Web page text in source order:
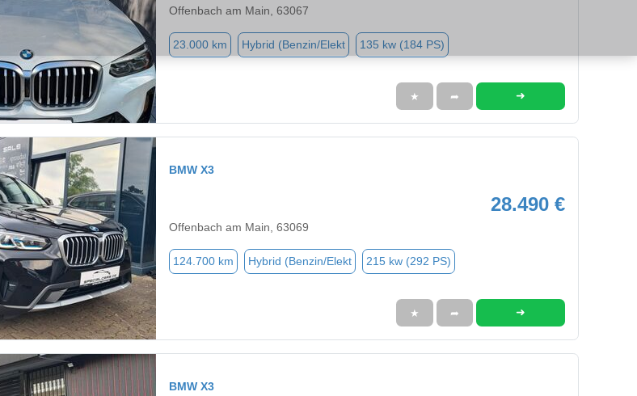
Offenbach am Main, 63067
23.000 km Hybrid (Benzin/Elekt 135 kw (184 PS)
★ ➦ ➜
BMW X3
28.490 €
Offenbach am Main, 63069
124.700 km Hybrid (Benzin/Elekt 215 kw (292 PS)
★ ➦ ➜
BMW X3